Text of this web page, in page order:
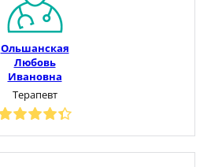
Ольшанская
Любовь
Ивановна
Терапевт